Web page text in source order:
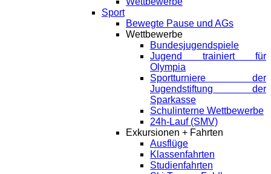
Sport
Bewegte Pause und AGs
Wettbewerbe
Bundesjugendspiele
Jugend trainiert für
Olympia
Sportturniere der
Jugendstiftung der
Sparkasse
Schulinterne Wettbewerbe
24h-Lauf (SMV)
Exkursionen + Fahrten
Ausflüge
Klassenfahrten
Studienfahrten